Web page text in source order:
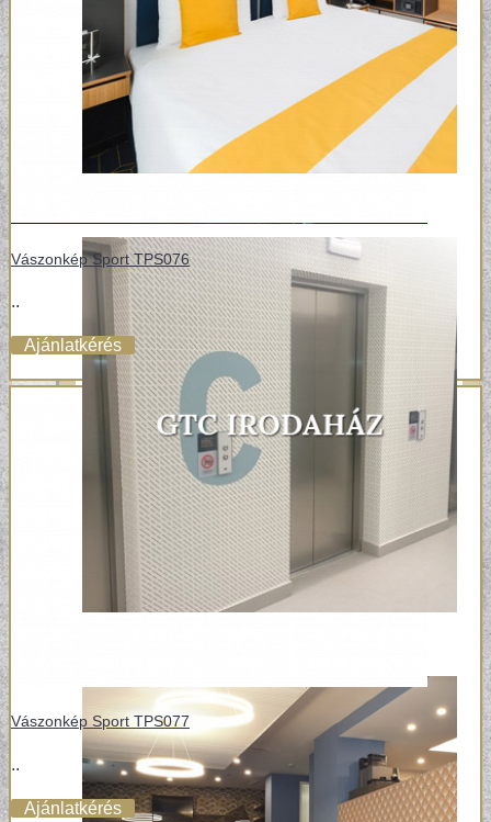
Vászonkép Sport TPS076
..
Ajánlatkérés
Vászonkép Sport TPS077
..
Ajánlatkérés